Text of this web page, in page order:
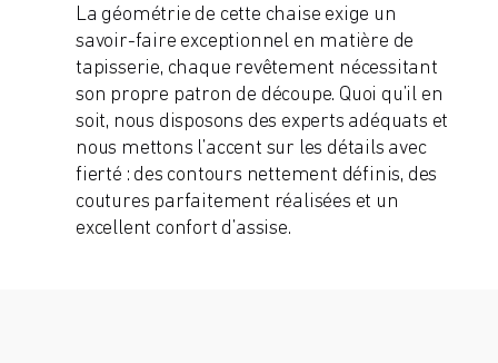
La géométrie de cette chaise exige un
savoir-faire exceptionnel en matière de
tapisserie, chaque revêtement nécessitant
son propre patron de découpe. Quoi qu’il en
soit, nous disposons des experts adéquats et
nous mettons l’accent sur les détails avec
fierté : des contours nettement définis, des
coutures parfaitement réalisées et un
excellent confort d’assise.